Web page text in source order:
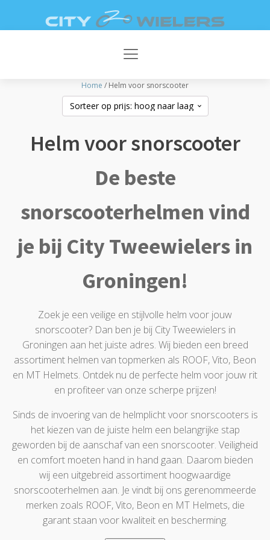
Home / Helm voor snorscooter
Helm voor snorscooter
De beste
snorscooterhelmen vind
je bij City Tweewielers in
Groningen!
Zoek je een veilige en stijlvolle helm voor jouw
snorscooter? Dan ben je bij City Tweewielers in
Groningen aan het juiste adres. Wij bieden een breed
assortiment helmen van topmerken als ROOF, Vito, Beon
en MT Helmets. Ontdek nu de perfecte helm voor jouw rit
en profiteer van onze scherpe prijzen!
Sinds de invoering van de helmplicht voor snorscooters is
het kiezen van de juiste helm een belangrijke stap
geworden bij de aanschaf van een snorscooter. Veiligheid
en comfort moeten hand in hand gaan. Daarom bieden
wij een uitgebreid assortiment hoogwaardige
snorscooterhelmen aan. Je vindt bij ons gerenommeerde
merken zoals ROOF, Vito, Beon en MT Helmets, die
garant staan voor kwaliteit en bescherming.